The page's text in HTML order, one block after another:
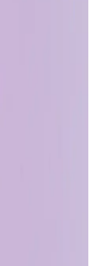
İkinci El ve
platformlar ve uygun
indirimler takip
Seçimi
arasında
trunks ve uygun
azaltır ve konforu
Yöntemleri